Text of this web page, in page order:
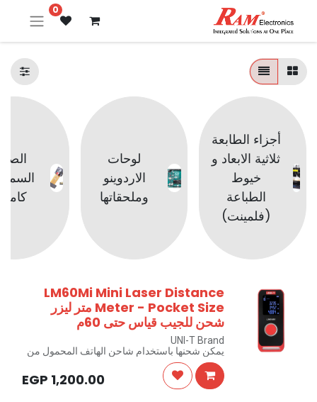
0
أجزاء الطابعة
ثلاثية الابعاد و
خيوط
الطباعة
(فلمينت)
لوحات
الاردوينو
وملحقاتها
LM60Mi Mini Laser Distance
Meter - Pocket Size متر ليزر
شحن للجيب قياس حتى 60م
UNI-T Brand
يمكن شحنها باستخدام شاحن الهاتف المحمول من
النوع C
1,200.00